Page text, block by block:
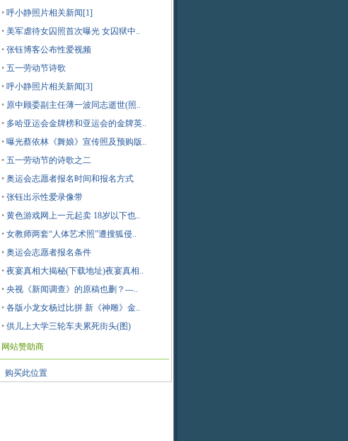
• 呼小静照片相关新闻[1]
• 美军虐待女囚照首次曝光 女囚狱中..
• 张钰博客公布性爱视频
• 五一劳动节诗歌
• 呼小静照片相关新闻[3]
• 原中顾委副主任薄一波同志逝世(照..
• 多哈亚运会金牌榜和亚运会的金牌英..
• 曝光蔡依林《舞娘》宣传照及预购版..
• 五一劳动节的诗歌之二
• 奥运会志愿者报名时间和报名方式
• 张钰出示性爱录像带
• 黄色游戏网上一元起卖 18岁以下也..
• 女教师两套“人体艺术照”遭搜狐侵..
• 奥运会志愿者报名条件
• 夜宴真相大揭秘(下载地址)夜宴真相..
• 央视《新闻调查》的原稿也删？---..
• 各版小龙女杨过比拼 新《神雕》金..
• 供儿上大学三轮车夫累死街头(图)
网站赞助商
购买此位置